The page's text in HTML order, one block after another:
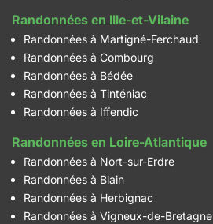
Randonnées en Ille-et-Vilaine
Randonnées à Martigné-Ferchaud
Randonnées à Combourg
Randonnées à Bédée
Randonnées à Tinténiac
Randonnées à Iffendic
Randonnées en Loire-Atlantique
Randonnées à Nort-sur-Erdre
Randonnées à Blain
Randonnées à Herbignac
Randonnées à Vigneux-de-Bretagne